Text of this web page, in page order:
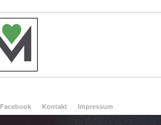
Facebook Kontakt Impressum